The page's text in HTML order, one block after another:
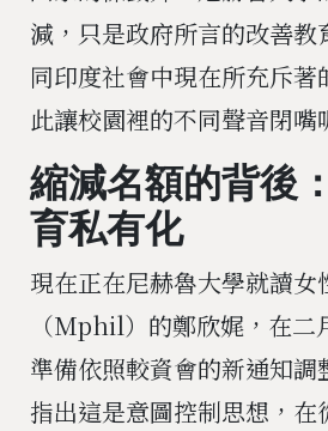
減，只是政府所言的改善教
同印度社會中現在所充斥著
此讓校園裡的不同聲音閉嘴
縮減名額的背後
育私有化
現在正在尼赫魯大學就讀女
（Mphil）的鄭欣娓，在二
準備依照較資會的新通知調
指出這是意圖控制思想，在